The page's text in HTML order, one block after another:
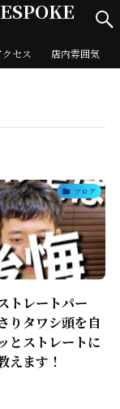
クセス 店内雰囲気
ブログ
トレートパー
りタワシ頭を自
とストレートに
えます！